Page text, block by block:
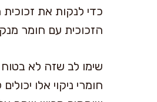
כדי לנקות את
הזכוכית עם חומר
שימו לב שזה לא
חומרי ניקוי אלו